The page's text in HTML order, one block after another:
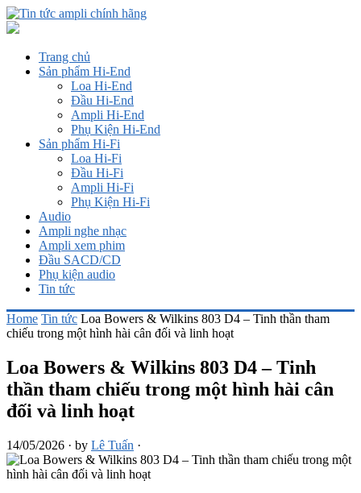
Trang chủ
Sản phẩm Hi-End
Loa Hi-End
Đầu Hi-End
Ampli Hi-End
Phụ Kiện Hi-End
Sản phẩm Hi-Fi
Loa Hi-Fi
Đầu Hi-Fi
Ampli Hi-Fi
Phụ Kiện Hi-Fi
Audio
Ampli nghe nhạc
Ampli xem phim
Đầu SACD/CD
Phụ kiện audio
Tin tức
Home Tin tức Loa Bowers & Wilkins 803 D4 – Tinh thần tham
chiếu trong một hình hài cân đối và linh hoạt
Loa Bowers & Wilkins 803 D4 – Tinh
thần tham chiếu trong một hình hài cân
đối và linh hoạt
14/05/2026 · by Lê Tuấn ·